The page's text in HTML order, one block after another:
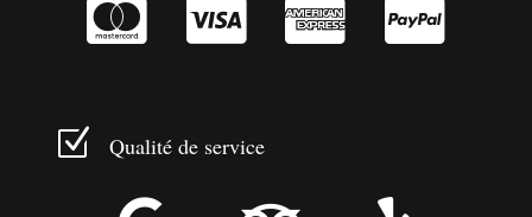
   
Z Qualité de service